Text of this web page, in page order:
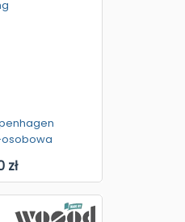
osobowa
zł